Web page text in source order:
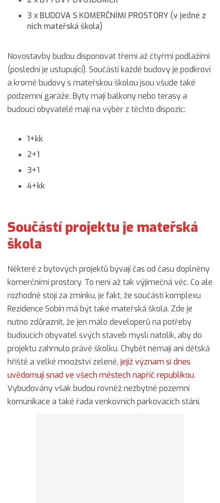
3 x BUDOVA S KOMERČNÍMI PROSTORY (v jedné z
nich mateřská škola)
Novostavby budou disponovat třemi až čtyřmi podlažími
(poslední je ustupující). Součástí každé budovy je podkroví
a kromě budovy s mateřskou školou jsou všude také
podzemní garáže. Byty mají balkony nebo terasy a
budoucí obyvatelé mají na výběr z těchto dispozic:
1+kk
2+1
3+1
4+kk
Součástí projektu je mateřská
škola
Některé z bytových projektů bývají čas od času doplněny
komerčními prostory. To není až tak výjimečná věc. Co ale
rozhodně stojí za zmínku, je fakt, že součástí komplexu
Rezidence Sobín má být také mateřská škola. Zde je
nutno zdůraznit, že jen málo developerů na potřeby
budoucích obyvatel svých staveb myslí natolik, aby do
projektu zahrnulo právě školku. Chybět nemají ani dětská
hřiště a velké množství zeleně, jejíž význam si dnes
uvědomují snad ve všech městech napříč republikou.
Vybudovány však budou rovněž nezbytné pozemní
komunikace a také řada venkovních parkovacích stání.